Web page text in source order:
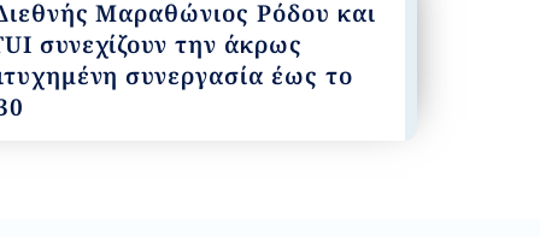
Μαραθώνιος Ρόδου και
συνεχίζουν την άκρως
συνεργασία έως το